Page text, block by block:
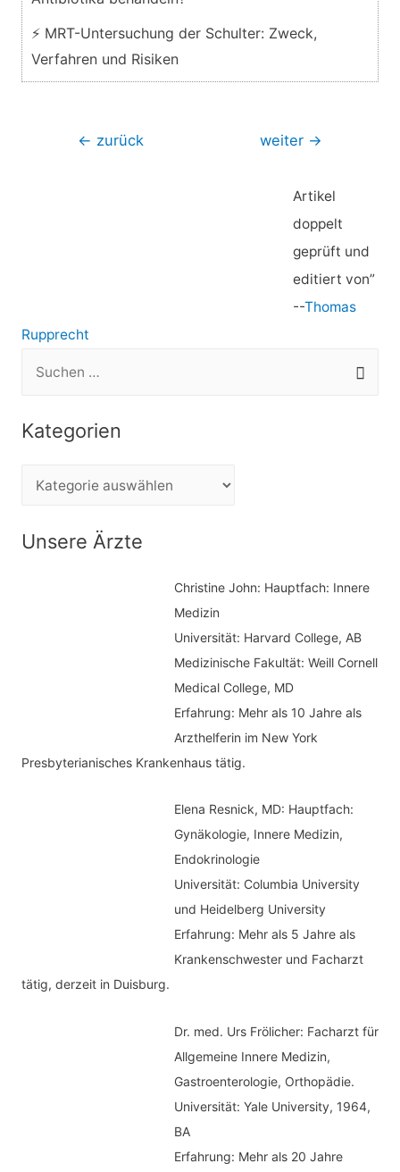
⚡ MRT-Untersuchung der Schulter: Zweck,
Verfahren und Risiken
Beitragsnavigation
← zurück weiter →
Artikel
doppelt
geprüft und
editiert von”
--Thomas
Rupprecht
a
Kategorien
tUnsere Ärzte
Christine John: Hauptfach: Innere
Medizin
Universität: Harvard College, AB
Medizinische Fakultät: Weill Cornell
Medical College, MD
Erfahrung: Mehr als 10 Jahre als
Arzthelferin im New York
Presbyterianisches Krankenhaus tätig.
Elena Resnick, MD: Hauptfach:
Gynäkologie, Innere Medizin,
Endokrinologie
Universität: Columbia University
und Heidelberg University
Erfahrung: Mehr als 5 Jahre als
Krankenschwester und Facharzt
tätig, derzeit in Duisburg.
Dr. med. Urs Frölicher: Facharzt für
Allgemeine Innere Medizin,
Gastroenterologie, Orthopädie.
Universität: Yale University, 1964,
BA
Erfahrung: Mehr als 20 Jahre